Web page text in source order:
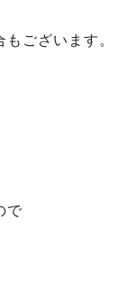
ございます。
で